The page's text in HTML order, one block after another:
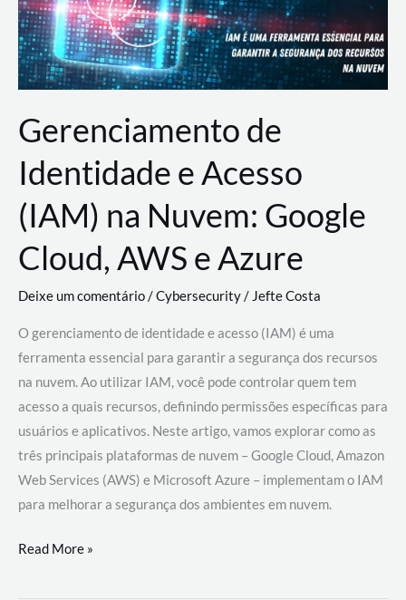
Gerenciamento de
Identidade e Acesso
(IAM) na Nuvem: Google
Cloud, AWS e Azure
Deixe um comentário/Cybersecurity/ Jefte Costa
O gerenciamento de identidade e acesso (IAM) é uma
ferramenta essencial para garantir a segurança dos recursos
na nuvem. Ao utilizar IAM, você pode controlar quem tem
acesso a quais recursos, definindo permissões específicas para
usuários e aplicativos. Neste artigo, vamos explorar como as
três principais plataformas de nuvem – Google Cloud, Amazon
Web Services (AWS) e Microsoft Azure – implementam o IAM
para melhorar a segurança dos ambientes em nuvem.
Gerenciamento
Read More »